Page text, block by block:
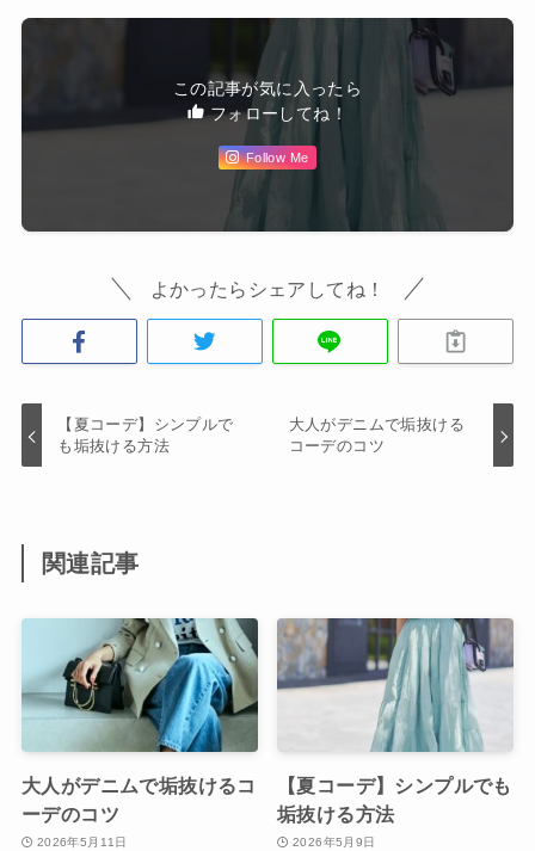
この記事が気に入ったら
フォローしてね！
Follow Me
よかったらシェアしてね！
【夏コーデ】シンプルで
も垢抜ける方法
大人がデニムで垢抜ける
コーデのコツ
関連記事
大人がデニムで垢抜けるコ
ーデのコツ
2026年5月11日
【夏コーデ】シンプルでも
垢抜ける方法
2026年5月9日